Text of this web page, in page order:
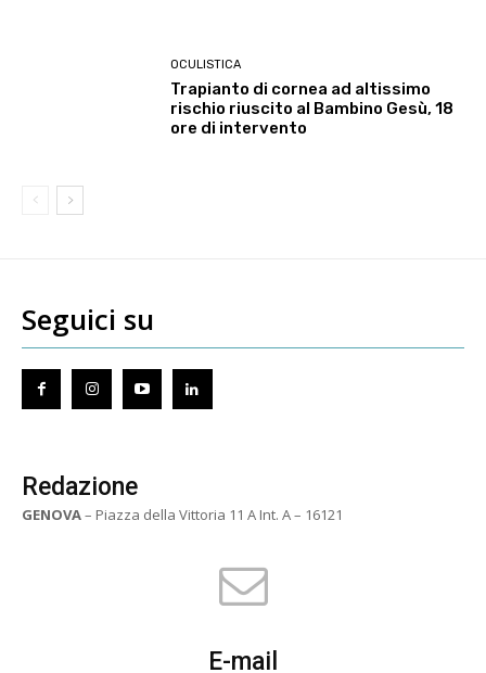
OCULISTICA
Trapianto di cornea ad altissimo
rischio riuscito al Bambino Gesù, 18
ore di intervento
Seguici su
Redazione
GENOVA– Piazza della Vittoria 11 A Int. A – 16121
E-mail